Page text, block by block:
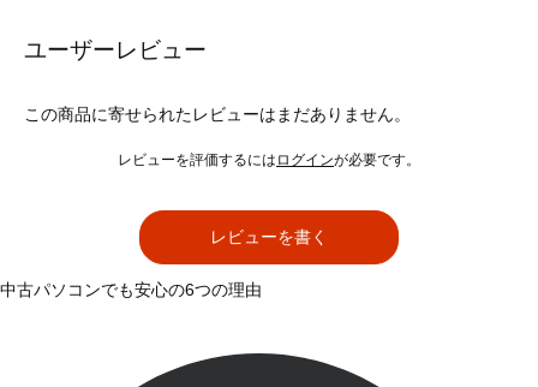
ユーザーレビュー
この商品に寄せられたレビューはまだありません。
レビューを評価するには ログインが必要です。
レビューを書く
中古パソコンでも安心の6つの理由